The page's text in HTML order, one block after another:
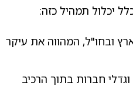
יכלול תמהיל כזה:
ובחו"ל, המהווה את עיקר
וגדלי חברות בתוך הרכיב